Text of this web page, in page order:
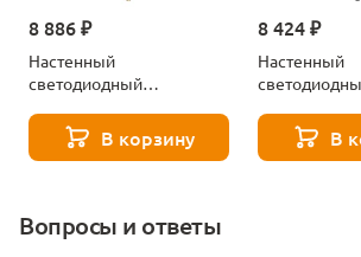
8 886 ₽
Настенный
светодиодный
Bridgeport LSP-7037
В корзину
8 424 ₽
Настенный
BridgeportВ
Вопросы и ответы